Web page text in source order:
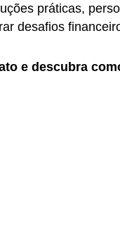
práticas,
desafios
e descubra